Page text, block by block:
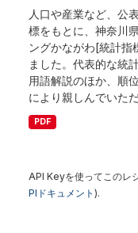
人口や産業など、公
標をもとに、神奈川
ングかながわ[統計指
ました。代表的な統
用語解説のほか、順
により親しんでいた
PDF
API Keyを使ってこのレ
PIドキュメント ).